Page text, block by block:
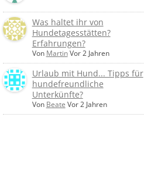
Was haltet ihr von
Hundetagesstätten?
Erfahrungen?
Von MartinVor 2 Jahren
Urlaub mit Hund... Tipps für
hundefreundliche
Unterkünfte?
Von Beate Vor 2 Jahren